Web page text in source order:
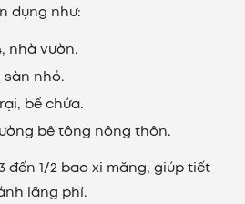
dụng như:
nhà vườn.
nhỏ.
bể chứa.
bê tông nông thôn.
đến 1/2 bao xi măng, giúp tiết
lãng phí.